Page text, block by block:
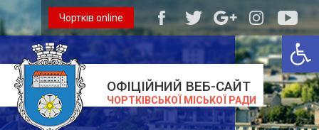
ОФІЦІЙНИЙ ВЕБ-САЙТ
ЧОРТКІВСЬКОЇ МІСЬКОЇ РАДИ
Чортків online